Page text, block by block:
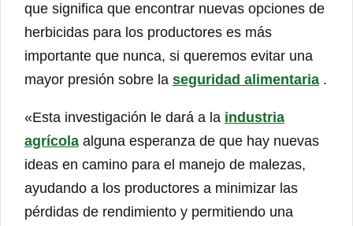
que significa que encontrar nuevas opciones de
herbicidas para los productores es más
importante que nunca, si queremos evitar una
mayor presión sobre la seguridad alimentaria .
«Esta investigación le dará a la industria
agrícola alguna esperanza de que hay nuevas
ideas en camino para el manejo de malezas,
ayudando a los productores a minimizar las
pérdidas de rendimiento y permitiendo una